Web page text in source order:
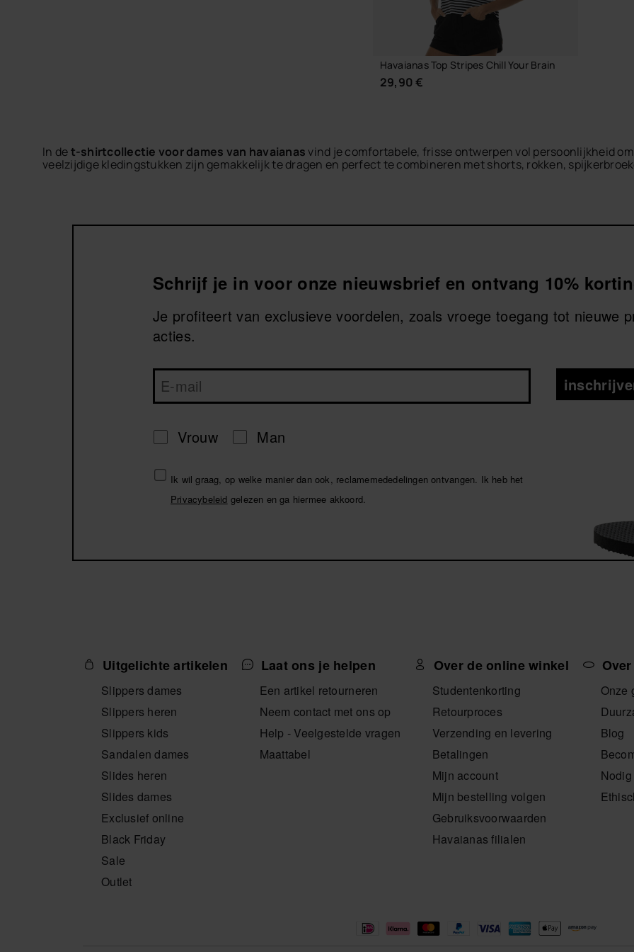
Havaianas Top Stripes Chill Your Brain
29,90 €
In det-shirtcollectie voor dames van havaianas vind je comfortabele, frisse ontwerpen vol persoonlijkheid
veelzijdige kledingstukken zijn gemakkelijk te dragen en perfect te combineren met shorts, rokken,
Ontdek de dames t-shirts van havaianas en vind dat veelzijdige kledingstuk dat je vergezelt tijdens je plannen
Schrijf je in voor onze nieuwsbrief en ontvang 10%
Je profiteert van exclusieve voordelen, zoals vroege toegang tot nieuwe
acties.
Vrouw Man
Ik wil graag, op welke manier dan ook, reclamemededelingen ontvangen. Ik heb het
Privacybeleid gelezen en ga hiermee akkoord.
Uitgelichte artikelen
Slippers dames
Slippers heren
Slippers kids
Sandalen dames
Slides heren
Slides dames
Exclusief online
Black Friday
Sale
Outlet
Laat ons je helpen
Een artikel retourneren
Neem contact met ons op
Help - Veelgestelde vragen
Maattabel
Over de online winkel
Studentenkorting
Retourproces
Verzending en levering
Betalingen
Mijn account
Mijn bestelling volgen
Gebruiksvoorwaarden
Havaianas filialen
Onze
Blog